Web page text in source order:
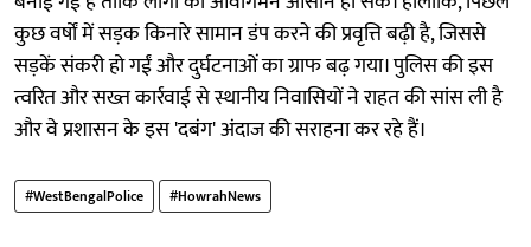
कुछ वर्षों में सड़क किनारे सामान डंप करने की प्रवृत्ति बढ़ी है, जिससे
सड़कें संकरी हो गईं और दुर्घटनाओं का ग्राफ बढ़ गया। पुलिस की इस
त्वरित और सख्त कार्रवाई से स्थानीय निवासियों ने राहत की सांस ली है
और वे प्रशासन के इस 'दबंग' अंदाज की सराहना कर रहे हैं।
#WestBengalPolice #HowrahNews